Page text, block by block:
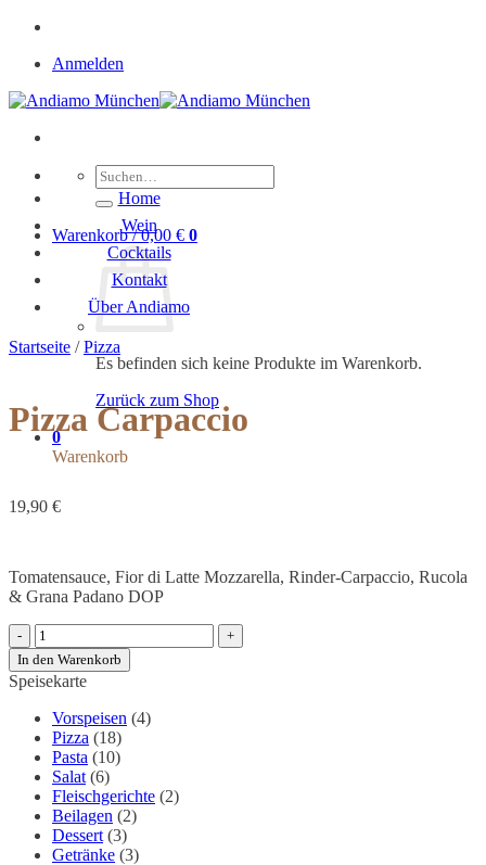
Zum
springenAnmelden
Suche
nach:
Warenkorb /0,00 € 0
Es befinden sich keine Produkte im Warenkorb.
Zurück zum Shop
0
Warenkorb
Home
Wein
Cocktails
Kontakt
Über Andiamo
Startseite / Pizza
Pizza Carpaccio
19,90 €
Tomatensauce, Fior di Latte Mozzarella, Rinder-Carpaccio, Rucola
& Grana Padano DOP
Pizza
Carpaccio
Menge
In den Warenkorb
Speisekarte
Vorspeisen (4)
Pizza (18)
Pasta (10)
Salat (6)
Fleischgerichte (2)
Beilagen (2)
Dessert (3)
Getränke (3)